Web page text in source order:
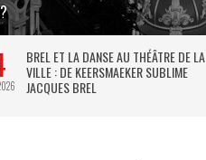
BREL ET LA DANSE AU THÉÂTRE DE LA
VILLE : DE KEERSMAEKER SUBLIME
JACQUES BREL